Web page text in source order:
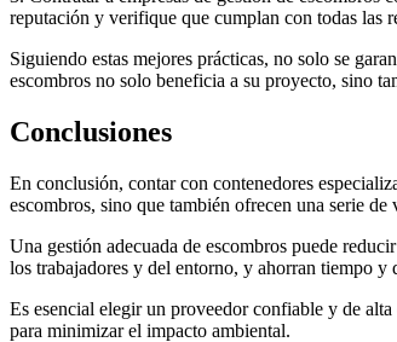
reputación y verifique que cumplan con todas las
Siguiendo estas mejores prácticas, no solo se
escombros no solo beneficia a su proyecto, sino
Conclusiones
En conclusión, contar con contenedores
escombros, sino que también ofrecen una serie
Una gestión adecuada de escombros puede
los trabajadores y del entorno, y ahorran tiempo y
Es esencial elegir un proveedor confiable y de
para minimizar el impacto ambiental.